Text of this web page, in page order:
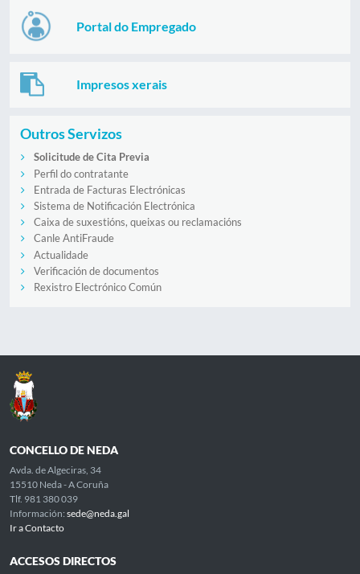
Portal do Empregado
Impresos xerais
Outros Servizos
Solicitude de Cita Previa
Perfil do contratante
Entrada de Facturas Electrónicas
Sistema de Notificación Electrónica
Caixa de suxestións, queixas ou reclamacións
Canle AntiFraude
Actualidade
Verificación de documentos
Rexistro Electrónico Común
CONCELLO DE NEDA
Avda. de Algeciras, 34
15510 Neda - A Coruña
Tlf. 981 380 039
Información: sede@neda.gal
Ir a Contacto
ACCESOS DIRECTOS